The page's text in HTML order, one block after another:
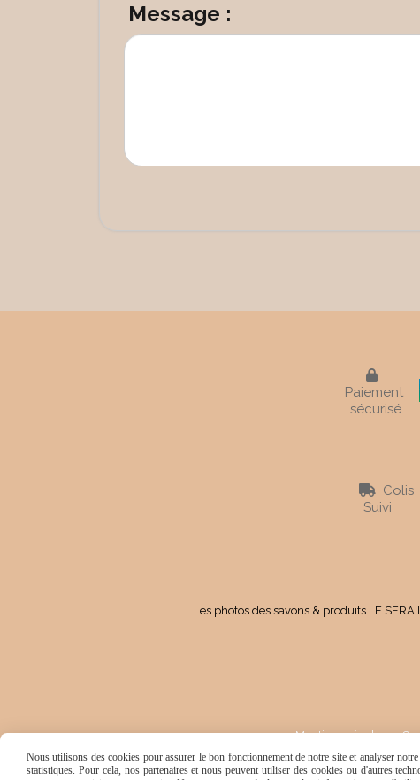
Message :

Paiement
sécurisé

Colis
Suivi
Les photos des savons & produits LE
Mentions Légales
Nous utilisons des cookies pour assurer le bon fonctionnement de notre site et analyser
statistiques. Pour cela, nos partenaires et nous peuvent utiliser des cookies ou d'autres